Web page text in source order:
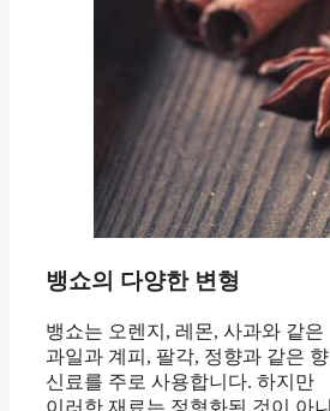
뱅쇼의 다양한 변형
뱅쇼는 오렌지, 레몬, 사과와 같은
과일과 계피, 팔각, 정향과 같은 향
신료를 주로 사용합니다. 하지만
이러한 재료는 정형화된 것이 아니